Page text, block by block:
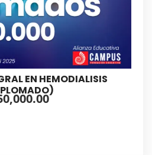
EN HEMODIALISIS